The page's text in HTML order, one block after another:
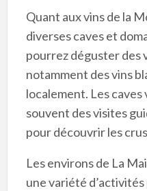
Quant aux vins de la
diverses caves et
pourrez déguster des
notamment des vins
localement. Les
souvent des visites
pour découvrir les
Les environs de La
une variété